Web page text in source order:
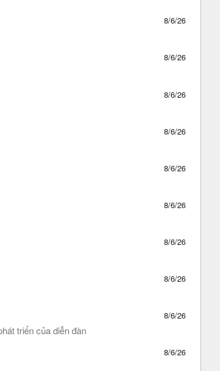
8/6/26
8/6/26
8/6/26
8/6/26
8/6/26
8/6/26
8/6/26
8/6/26
8/6/26
triển của diễn đàn
8/6/26